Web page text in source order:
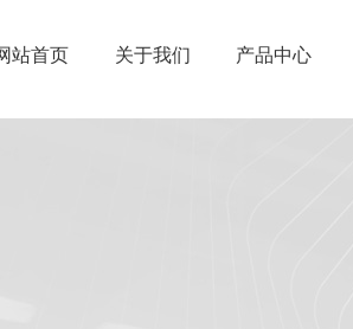
站首页 关于我们 产品中心